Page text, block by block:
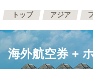
トップ アジア
海外航空券 +